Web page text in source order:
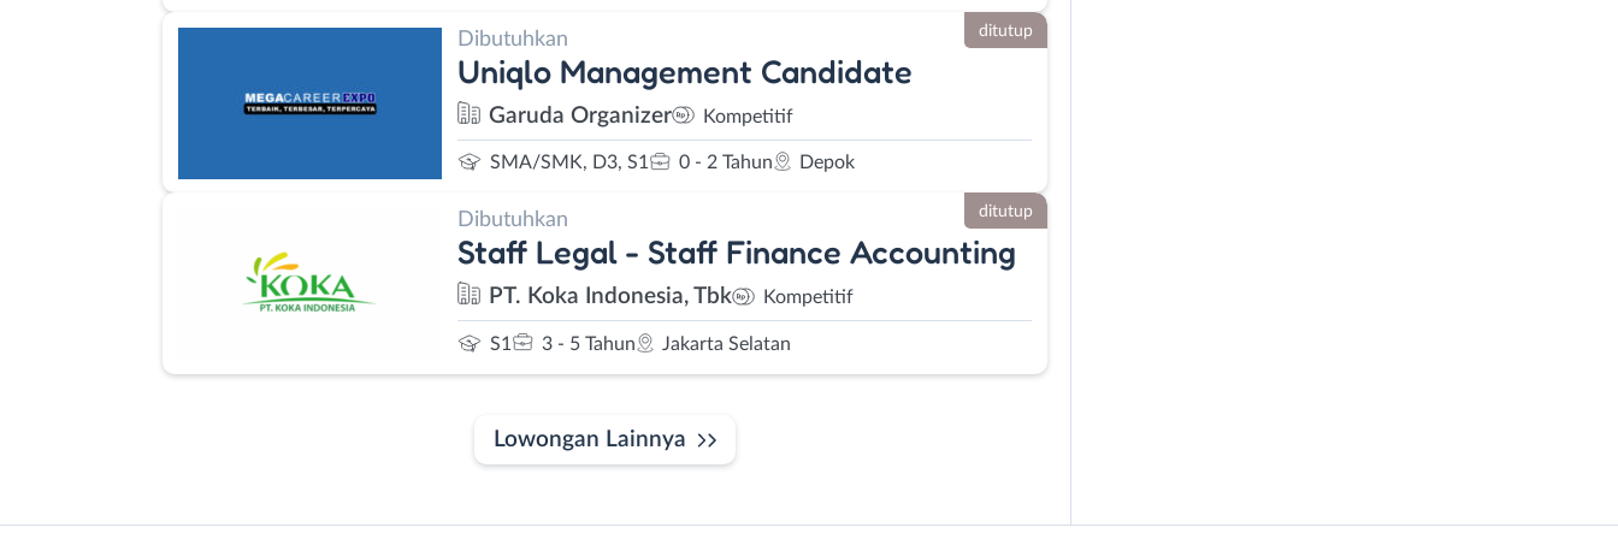
Dibutuhkan
Uniqlo Management Candidate
Garuda Organizer Kompetitif
SMA/SMK, D3, S1 0 - 2 Tahun Depok
ditutup
Dibutuhkan
Staff Legal - Staff Finance Accounting
PT. Koka Indonesia, Tbk Kompetitif
S1 3 - 5 Tahun Jakarta Selatan
ditutup
Lowongan Lainnya